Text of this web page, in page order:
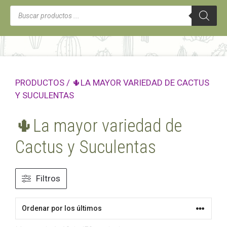
Búsqueda
de
productos
PRODUCTOS / 🌵LA MAYOR VARIEDAD DE CACTUS
Y SUCULENTAS
🌵La mayor variedad de
Cactus y Suculentas
Filtros